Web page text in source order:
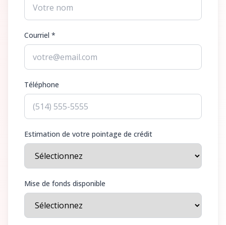
Courriel *
Téléphone
Estimation de votre pointage de crédit
Mise de fonds disponible